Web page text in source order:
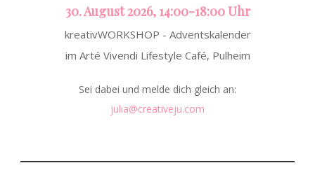
30. August 2026, 14:00-18:00 Uhr
kreativWORKSHOP - Adventskalender
im Arté Vivendi Lifestyle Café, Pulheim
Sei dabei und melde dich gleich an:
julia@creativeju.com